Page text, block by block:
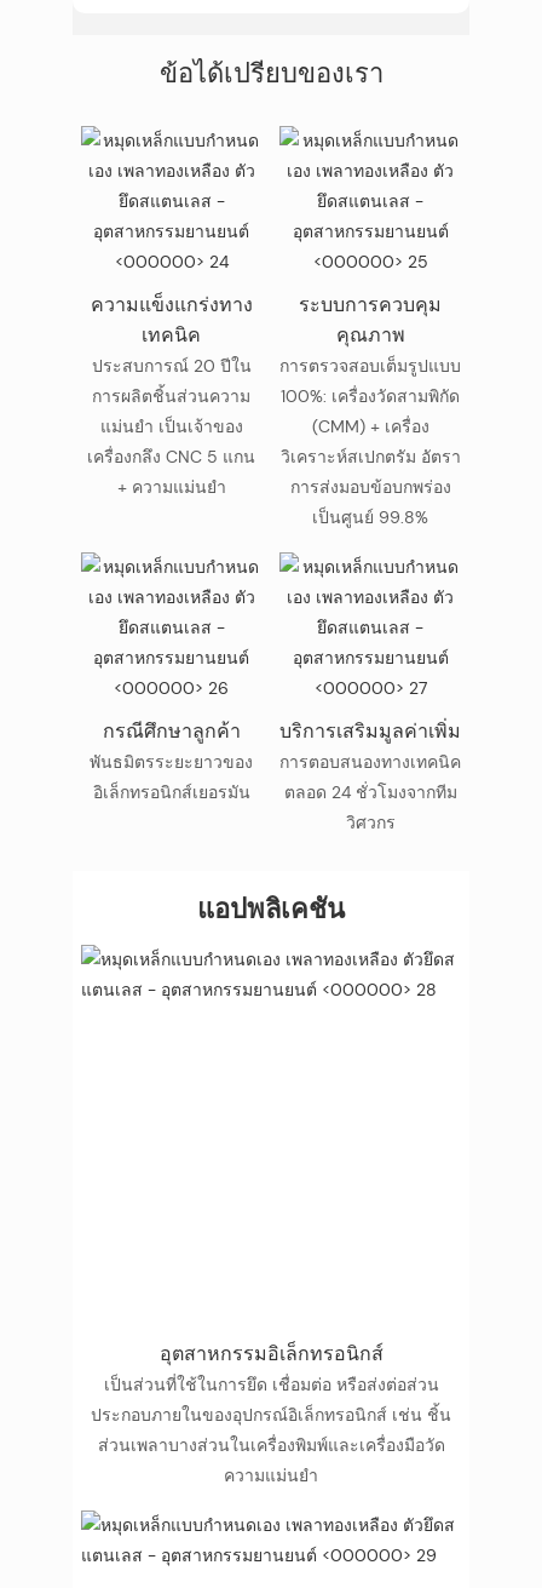
ข้อได้เปรียบของเรา
ความแข็งแกร่งทาง
เทคนิค
ประสบการณ์ 20 ปีใน
การผลิตชิ้นส่วนความ
แม่นยำ เป็นเจ้าของ
เครื่องกลึง CNC 5 แกน
+ ความแม่นยำ
ระบบการควบคุม
คุณภาพ
การตรวจสอบเต็มรูปแบบ
100%: เครื่องวัดสามพิกัด
(CMM) + เครื่อง
วิเคราะห์สเปกตรัม อัตรา
การส่งมอบข้อบกพร่อง
เป็นศูนย์ 99.8%
กรณีศึกษาลูกค้า
พันธมิตรระยะยาวของ
อิเล็กทรอนิกส์เยอรมัน
บริการเสริมมูลค่าเพิ่ม
การตอบสนองทางเทคนิค
ตลอด 24 ชั่วโมงจากทีม
วิศวกร
แอปพลิเคชัน
อุตสาหกรรมอิเล็กทรอนิกส์
เป็นส่วนที่ใช้ในการยึด เชื่อมต่อ หรือส่งต่อส่วน
ประกอบภายในของอุปกรณ์อิเล็กทรอนิกส์ เช่น ชิ้น
ส่วนเพลาบางส่วนในเครื่องพิมพ์และเครื่องมือวัด
ความแม่นยำ